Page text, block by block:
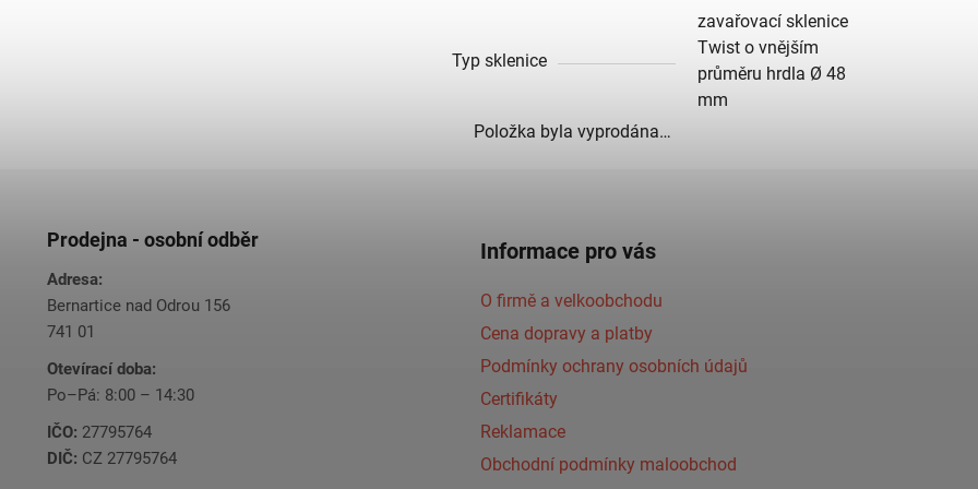
Typ sklenice
zavařovací sklenice
Twist o vnějším
průměru hrdla Ø 48
mm
Položka byla vyprodána…
Prodejna - osobní odběr
Adresa:
Bernartice nad Odrou 156
741 01
Otevírací doba:
Po–Pá: 8:00 – 14:30
IČO: 27795764
DIČ: CZ 27795764
Informace pro vás
O firmě a velkoobchodu
Cena dopravy a platby
Podmínky ochrany osobních údajů
Certifikáty
Reklamace
Obchodní podmínky maloobchod